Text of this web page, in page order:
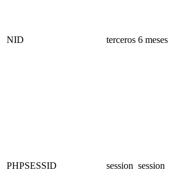
NID terceros 6 meses
PHPSESSID session session